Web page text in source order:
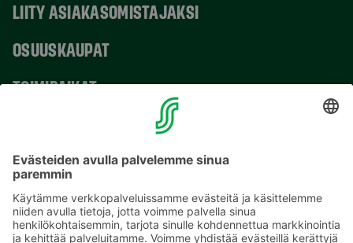
LIITY ASIAKASOMISTAJAKSI
OSUUSKAUPAT
TOIMIPAIKAT